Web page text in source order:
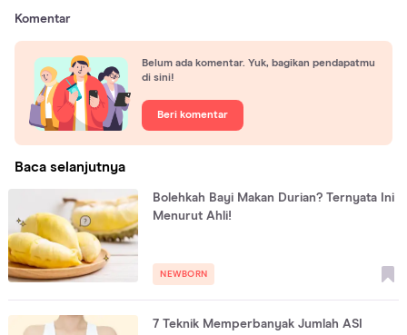
Komentar
Belum ada komentar. Yuk, bagikan pendapatmu
di sini!
Beri komentar
Baca selanjutnya
Bolehkah Bayi Makan Durian? Ternyata Ini
Menurut Ahli!
NEWBORN
7 Teknik Memperbanyak Jumlah ASI